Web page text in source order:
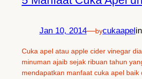
Jan 10, 2014—bycukaapel in
Cuka apel atau apple cider vinegar
minuman ajaib sejak ribuan tahun
mendapatkan manfaat cuka apel baik